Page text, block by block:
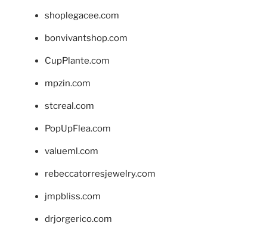
shoplegacee.com
bonvivantshop.com
CupPlante.com
mpzin.com
stcreal.com
PopUpFlea.com
valueml.com
rebeccatorresjewelry.com
jmpbliss.com
drjorgerico.com